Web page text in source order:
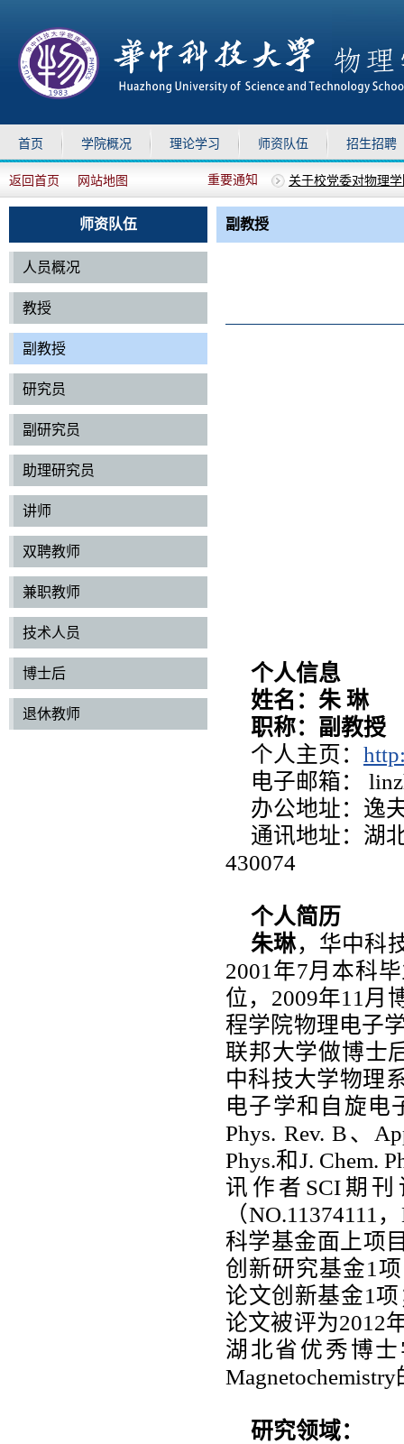
首页 学院概况 理论学习 师资队伍 招生招聘
返回首页 网站地图 重要通知
关于校党委对物理
关于组织参加华中
上移 下移
师资队伍
人员概况
教授
副教授
研究员
副研究员
助理研究员
讲师
双聘教师
兼职教师
技术人员
博士后
退休教师
副教授
个人信息
姓名： 朱 琳
职称： 副教授
个人主页：
电子邮箱：
办公地址：逸
通讯地址：湖
430074
个人简历
朱琳，华中科
2001年7月本科
位，2009年11月
程学院物理电子
联邦大学做博士
中科技大学物理
电子学和自旋电
Phys. Rev. B、
Phys.和J. Chem.
讯作者SCI期
（NO.11374111
科学基金面上项
创新研究基金1
论文创新基金1
论文被评为2012
湖北省优秀博士
研究领域：